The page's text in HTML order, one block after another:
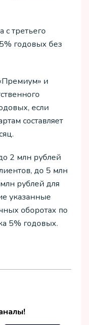
третьего
годовых без
и
если
составляет
2 млн рублей
до 5 млн
рублей для
указанные
оборотах по
5% годовых.